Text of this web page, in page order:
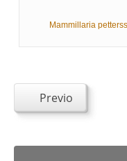
Mammillaria
Previo